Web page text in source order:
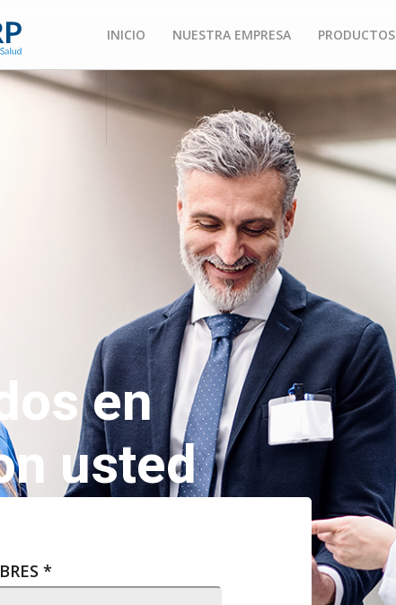
INICIO NUESTRA EMPRESA PRODUCTOS
​​en
usted
*